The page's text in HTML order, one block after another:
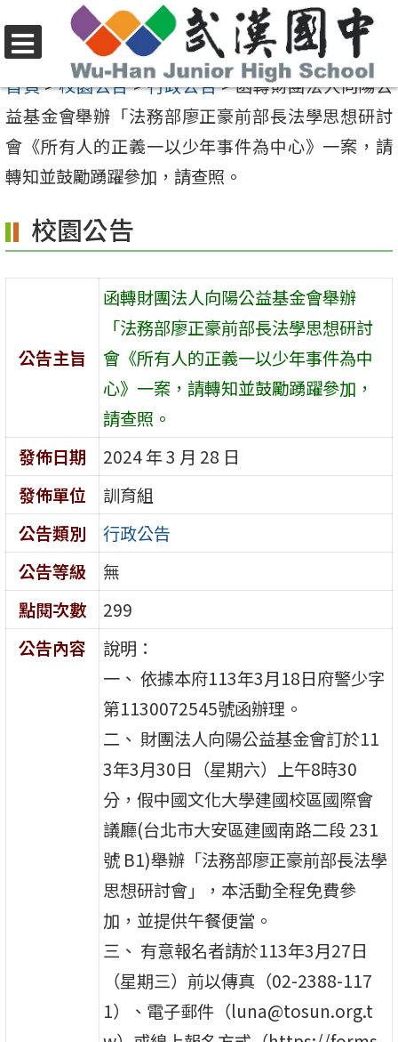
至
要
內
容
選
單
首頁>校園公告>行政公告>函轉財團法人向陽公
益基金會舉辦「法務部廖正豪前部長法學思想研討
會《所有人的正義一以少年事件為中心》一案，請
轉知並鼓勵踴躍參加，請查照。
校園公告
公告主旨
函轉財團法人向陽公益基金會舉辦
「法務部廖正豪前部長法學思想研討
會《所有人的正義一以少年事件為中
心》一案，請轉知並鼓勵踴躍參加，
請查照。
發佈日期
2024 年 3 月 28 日
發佈單位
訓育組
公告類別
行政公告
公告等級
無
點閱次數
299
公告內容
說明：
一、 依據本府113年3月18日府警少字
第1130072545號函辦理。
二、 財團法人向陽公益基金會訂於11
3年3月30日（星期六）上午8時30
分，假中國文化大學建國校區國際會
議廳(台北市大安區建國南路二段 231
號 B1)舉辦「法務部廖正豪前部長法學
思想研討會」，本活動全程免費參
加，並提供午餐便當。
三、 有意報名者請於113年3月27日
（星期三）前以傳真（02-2388-117
1）、電子郵件（luna@tosun.org.t